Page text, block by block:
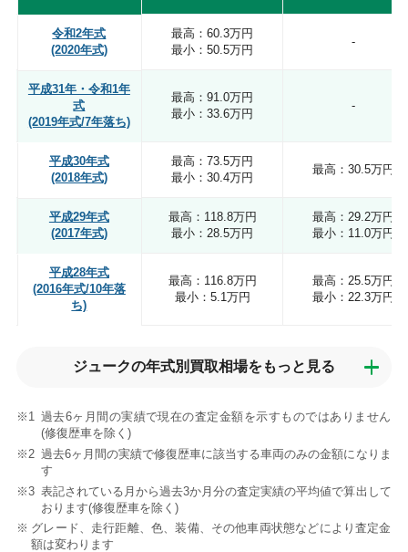
令和2年式
(2020年式)
最高：60.3万円
最小：50.5万円
-
平成31年・令和1年
式
(2019年式/7年落ち)
最高：91.0万円
最小：33.6万円
-
平成30年式
(2018年式)
最高：73.5万円
最小：30.4万円
最高：30.5万円
平成29年式
(2017年式)
最高：118.8万円
最小：28.5万円
最高：29.2万円
最小：11.0万円
平成28年式
(2016年式/10年落
ち)
最高：116.8万円
最小：5.1万円
最高：25.5万円
最小：22.3万円
ジュークの年式別買取相場をもっと見る
過去6ヶ月間の実績で現在の査定金額を示すものではありません
(修復歴車を除く)
過去6ヶ月間の実績で修復歴車に該当する車両のみの金額になりま
す
表記されている月から過去3か月分の査定実績の平均値で算出して
おります(修復歴車を除く)
グレード、走行距離、色、装備、その他車両状態などにより査定金
額は変わります